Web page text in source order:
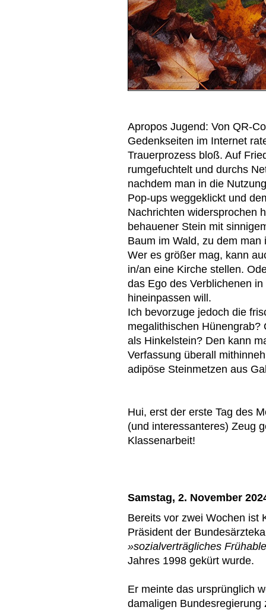
Apropos Jugend: Von QR-
Gedenkseiten im Internet
Trauerprozess bloß. Auf
rumgefuchtelt und durchs
nachdem man in die
Pop-ups weggeklickt und
Nachrichten widersprochen
behauener Stein mit
Baum im Wald, zu dem
Wer es größer mag, kann
in/an eine Kirche stellen.
das Ego des Verblichenen
hineinpassen will.
Ich bevorzuge jedoch die
megalithischen Hünengrab?
als Hinkelstein? Den kann
Verfassung überall
adipöse Steinmetzen aus
Hui, erst der erste Tag des
(und interessanteres) Zeug
Klassenarbeit!
Samstag, 2. November
Bereits vor zwei Wochen ist
Präsident der
»sozialverträgliches
Jahres 1998 gekürt wurde.
Er meinte das ursprünglich
damaligen